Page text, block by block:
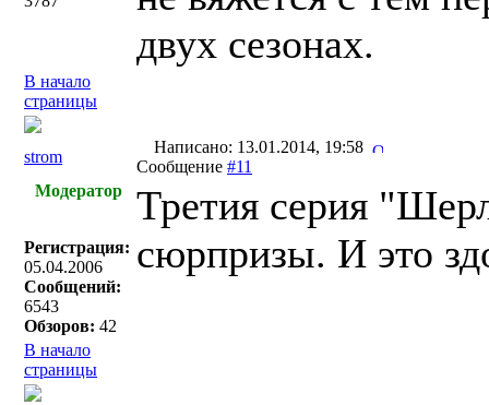
двух сезонах.
В начало
страницы
strom
Написано: 13.01.2014, 19:58
Сообщение #11
Модератор
Регистрация:
05.04.2006
Сообщений:
6543
Обзоров: 42
Третия серия
сюрпризы. И это
В начало
страницы